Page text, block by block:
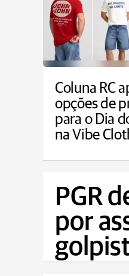
Coluna RC
opções de
para o Dia
na Vibe
PGR
por